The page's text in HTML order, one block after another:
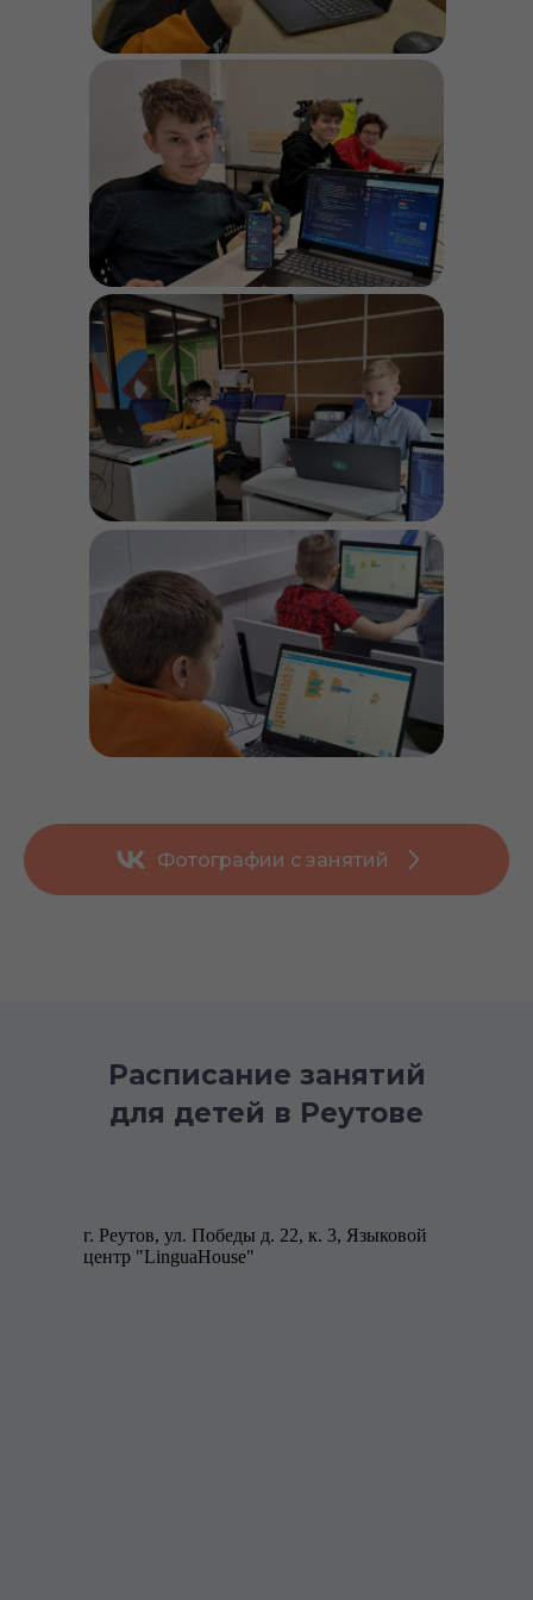
Фотографии с занятий
Расписание занятий
для детей в Реутове
г. Реутов, ул. Победы д. 22, к. 3, Языковой
центр "LinguaHouse"